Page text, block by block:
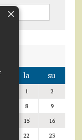
la su
1
2
8
9
15
16
22 23
×